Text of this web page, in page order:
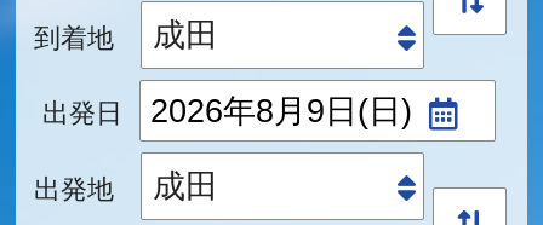
到着地
出発日
出発地